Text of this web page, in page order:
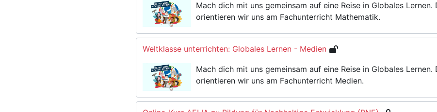
Mach dich mit uns gemeinsam auf eine Reise in Globales Lernen.
orientieren wir uns am Fachunterricht Mathematik.
Weltklasse unterrichten: Globales Lernen - Medien
Mach dich mit uns gemeinsam auf eine Reise in Globales Lernen.
orientieren wir uns am Fachunterricht Medien.